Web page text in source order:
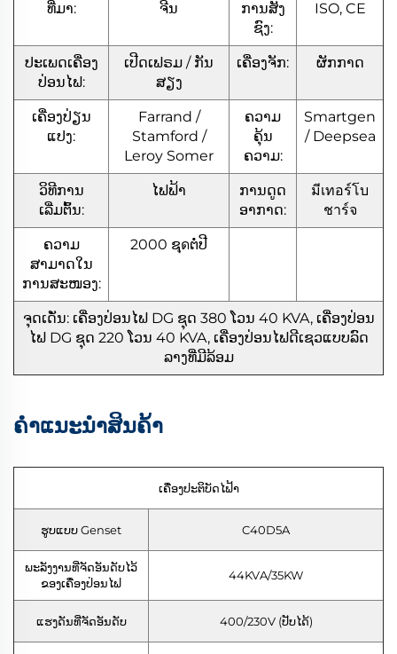
ທີ່ມາ: ຈີນ
ການສັງ
ຊົງ:
ISO, CE
ປະເພດເຄື່ອງ
ປ່ອນໄຟ:
ເປີດເຟຣມ / ກັນ
ສຽງ
ເຄື່ອງຈັກ: ຜັກກາດ
ເຄື່ອງປ່ຽນ
ແປງ:
Farrand /
Stamford /
Leroy Somer
ຄວາມ
ຄຸ້ນ
ຄວາມ:
Smartgen
/ Deepsea
ວິທີການ
ເລີ່ມຕົ້ນ:
ໄຟຟ້າ
ການດູດ
ອາກາດ:
มีเทอร์โบ
ชาร์จ
ຄວາມ
ສາມາດໃນ
ການສະໜອງ:
2000 ຊุดຕໍ່ປີ
ຈຸດເດັ່ນ: ເຄື່ອງປ່ອນໄຟ DG ຊຸດ 380 ໂວນ 40 KVA, ເຄື່ອງປ່ອນ
ໄຟ DG ຊຸດ 220 ໂວນ 40 KVA, ເຄື່ອງປ່ອນໄຟດີເຊວແບບລົດ
ລາງທີ່ມີລ້ອມ
ຄຳແນະນຳສິນຄ້າ
ເຄື່ອງປະຕິບັດໄຟ້າ
ຮູບແບບ Genset C40D5A
ພະລັງງານທີ່ຈັດອັນດັບໄວ້
ຂອງເຄື່ອງປ່ອນໄຟ
44KVA/35KW
ແຮງດັນທີ່ຈັດອັນດັບ 400/230V (ປັບໄດ້)